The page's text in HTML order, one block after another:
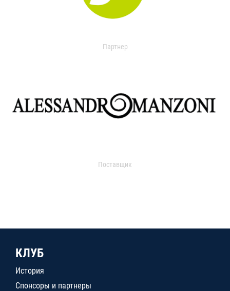
Партнер
Поставщик
КЛУБ
История
Спонсоры и партнеры